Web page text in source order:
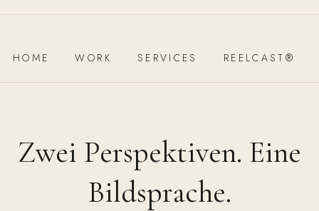
HOME WORK SERVICES REELCAST®
Zwei Perspektiven. Eine
Bildsprache.